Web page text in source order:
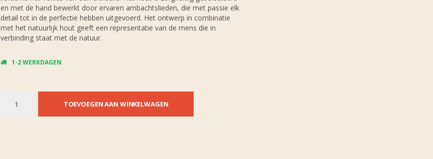
en met de hand bewerkt door ervaren ambachtslieden, die met passie elk
detail tot in de perfectie hebben uitgevoerd. Het ontwerp in combinatie
met het natuurlijk hout geeft een representatie van de mens die in
verbinding staat met de natuur.
1-2 WERKDAGEN
TOEVOEGEN AAN WINKELWAGEN